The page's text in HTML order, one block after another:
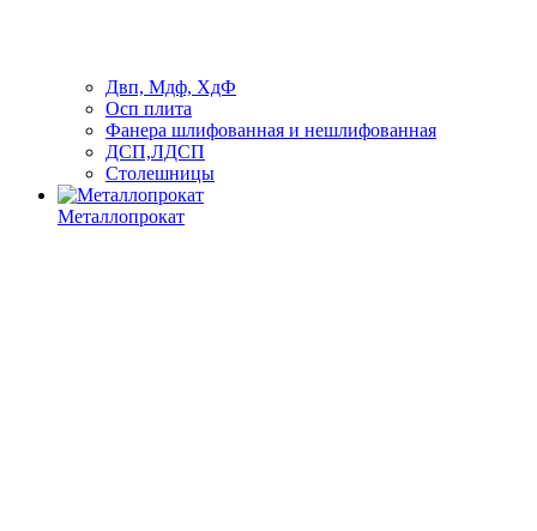
Двп, Мдф, ХдФ
Осп плита
Фанера шлифованная и нешлифованная
ДСП,ЛДСП
Столешницы
Металлопрокат